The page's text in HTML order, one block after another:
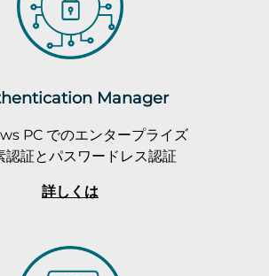
Manager
PC でのエンタープライズ
認証とパスワードレス認証
詳しくは